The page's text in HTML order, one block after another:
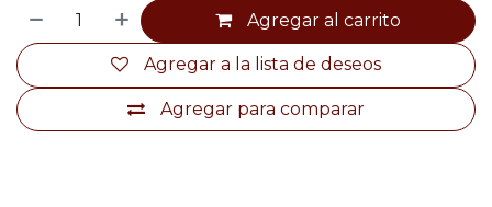
Agregar al carrito
Agregar para comparar
Agregar a la lista de deseos